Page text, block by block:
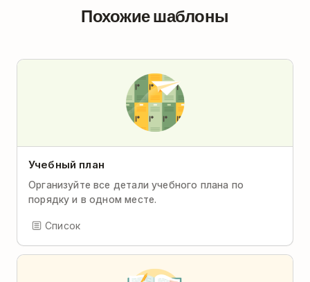
Похожие шаблоны
Учебный план
Организуйте все детали учебного плана по
порядку и в одном месте.
Список